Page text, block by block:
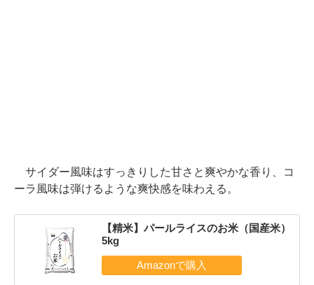
サイダー風味はすっきりした甘さと爽やかな香り、コ
ーラ風味は弾けるような爽快感を味わえる。
【精米】パールライスのお米（国産米）
5kg